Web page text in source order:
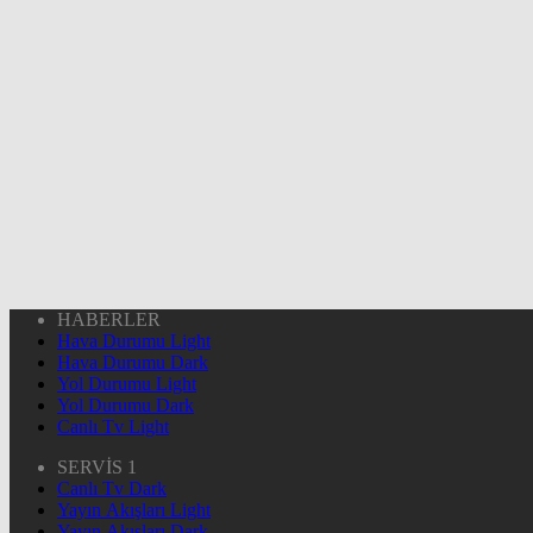
HABERLER
Hava Durumu Light
Hava Durumu Dark
Yol Durumu Light
Yol Durumu Dark
Canlı Tv Light
SERVİS 1
Canlı Tv Dark
Yayın Akışları Light